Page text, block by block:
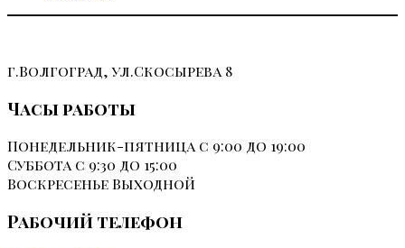
г.Волгоград, ул.Скосырева 8
Часы работы
Понедельник-пятница с 9:00 до 19:00
Суббота с 9:30 до 15:00
ВоскресеньеВыходной
Рабочий телефон